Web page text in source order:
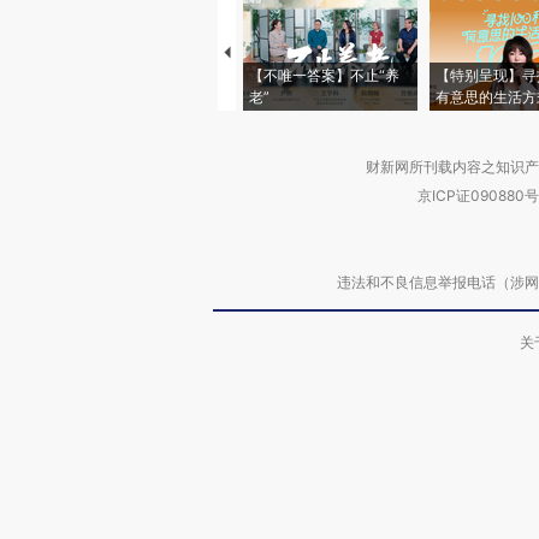
【不唯一答案】不止“养
老”
【特别呈现】
有意思的生活方
财新网所刊载内容之知识
京ICP证090880号
违法和不良信息举报电话（涉
关